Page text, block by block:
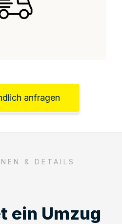
anfragen
& DETAILS
ein Umzug